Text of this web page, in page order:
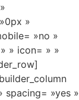
»
»no »
» icon= » »
spacing= »yes »